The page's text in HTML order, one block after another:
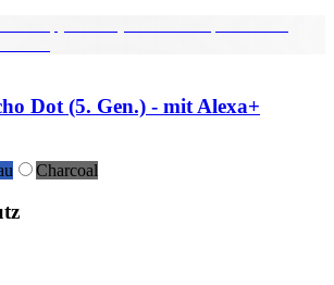
Dot (5. Gen.) - mit Alexa+
Charcoal